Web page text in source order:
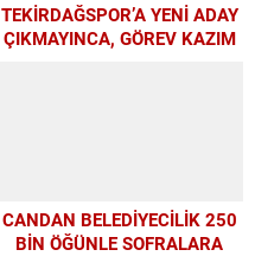
TEKİRDAĞSPOR’A YENİ ADAY
ÇIKMAYINCA, GÖREV KAZIM
CANDAN BELEDİYECİLİK 250
BİN ÖĞÜNLE SOFRALARA